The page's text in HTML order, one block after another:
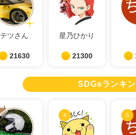
テツさん
21630
星乃ひかり
21300
SDGsランキ
4 5